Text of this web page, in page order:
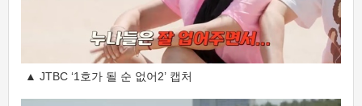
▲ JTBC ‘1호가 될 순 없어2’ 캡처